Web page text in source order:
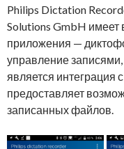
Philips Dictation
Solutions GmbH имеет
приложения —
управление
является интеграция
предоставляет
записанных файлов.